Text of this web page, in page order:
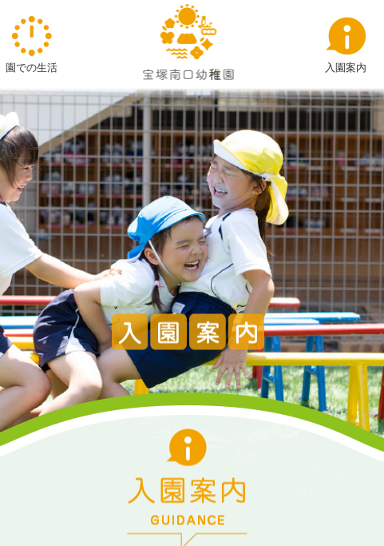
園
案
内
(R
９
年
度）
|
宝
塚
南
口
幼
稚
園での生活 入園案内